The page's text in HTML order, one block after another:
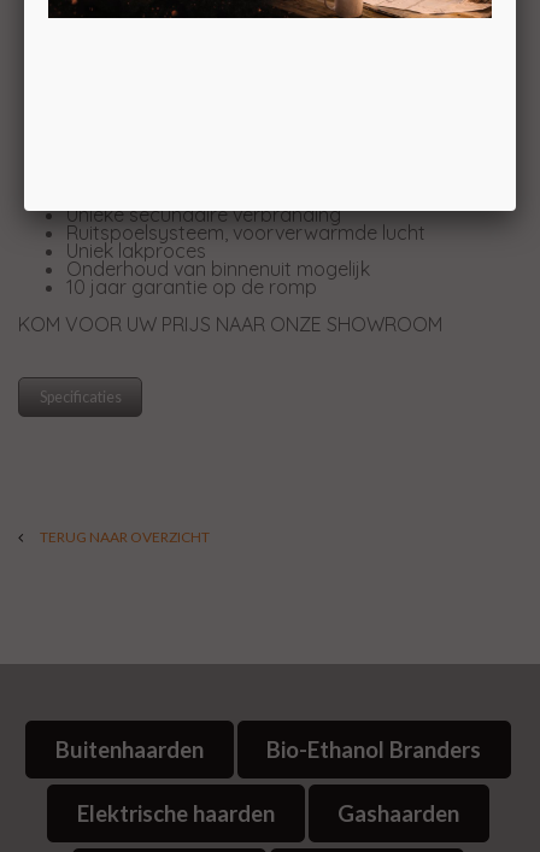
Met of zonder houtopslagmodule
Unieke secundaire verbranding
Ruitspoelsysteem, voorverwarmde lucht
Uniek lakproces
Onderhoud van binnenuit mogelijk
10 jaar garantie op de romp
KOM VOOR UW PRIJS NAAR ONZE SHOWROOM
Specificaties
TERUG NAAR OVERZICHT
Buitenhaarden Bio-Ethanol Branders
Elektrische haarden Gashaarden